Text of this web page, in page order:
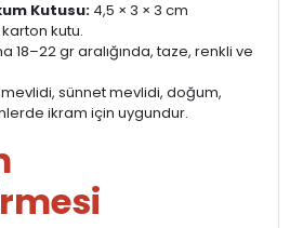
Kutusu: 4,5 × 3 × 3 cm
karton kutu.
18–22 gr aralığında, taze, renkli ve
sünnet mevlidi, doğum,
ikram için uygundur.